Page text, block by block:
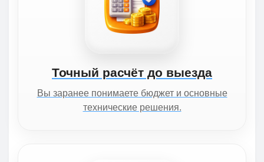
Точный расчёт до выезда
Вы заранее понимаете бюджет и основные
технические решения.